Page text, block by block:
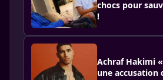
chocs pour
!
Achraf Hakimi
une accusation